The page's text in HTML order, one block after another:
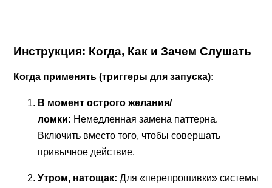
Инструкция: Когда, Как и Зачем Слушать
Когда применять (триггеры для запуска):
В момент острого желания/
ломки: Немедленная замена паттерна.
Включить вместо того, чтобы совершать
привычное действие.
Утром, натощак: Для «перепрошивки» системы